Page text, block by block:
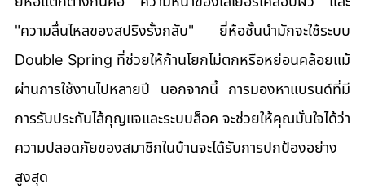
"ความลื่นไหลของสปริงรั้งกลับ" ยี่ห้อชั้นนำมักจะใช้ระบบ
Double Spring ที่ช่วยให้ก้านโยกไม่ตกหรือหย่อนคล้อยแม้
ผ่านการใช้งานไปหลายปี นอกจากนี้ การมองหาแบรนด์ที่มี
การรับประกันไส้กุญแจและระบบล็อค จะช่วยให้คุณมั่นใจได้ว่า
ความปลอดภัยของสมาชิกในบ้านจะได้รับการปกป้องอย่าง
สูงสุด